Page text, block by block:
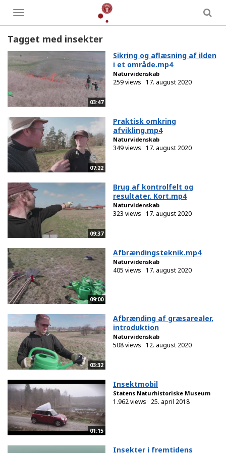
Toggle
menu
Tagget med insekter
03:47
Sikring og aflæsning af ilden
i et område.mp4
Naturvidenskab
259 views 17. august 2020
07:22
Praktisk omkring
afvikling.mp4
Naturvidenskab
349 views 17. august 2020
09:37
Brug af kontrolfelt og
resultater. Kort.mp4
Naturvidenskab
323 views 17. august 2020
09:00
Afbrændingsteknik.mp4
Naturvidenskab
405 views 17. august 2020
03:32
Afbrænding af græsarealer,
introduktion
Naturvidenskab
508 views 12. august 2020
01:15
Insektmobil
Statens Naturhistoriske Museum
1.962 views 25. april 2018
Insekter i fremtidens